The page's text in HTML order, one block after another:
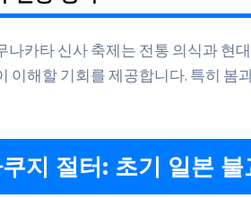
나카타 신사 축제는 전통 의식과 현
이해할 기회를 제공합니다. 특히 봄
지 절터: 초기 일본 불